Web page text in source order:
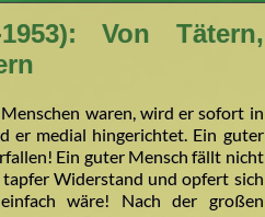
Von Tätern,
waren, wird er sofort in
er medial hingerichtet. Ein guter
Ein guter Mensch fällt nicht
Widerstand und opfert sich
wäre! Nach der großen